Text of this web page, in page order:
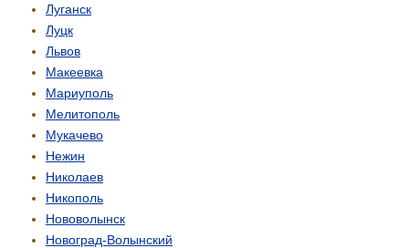
Луганск
Луцк
Львов
Макеевка
Мариуполь
Мелитополь
Мукачево
Нежин
Николаев
Никополь
Нововолынск
Новоград-Волынский